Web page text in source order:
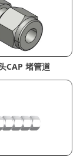
CAP 堵管道